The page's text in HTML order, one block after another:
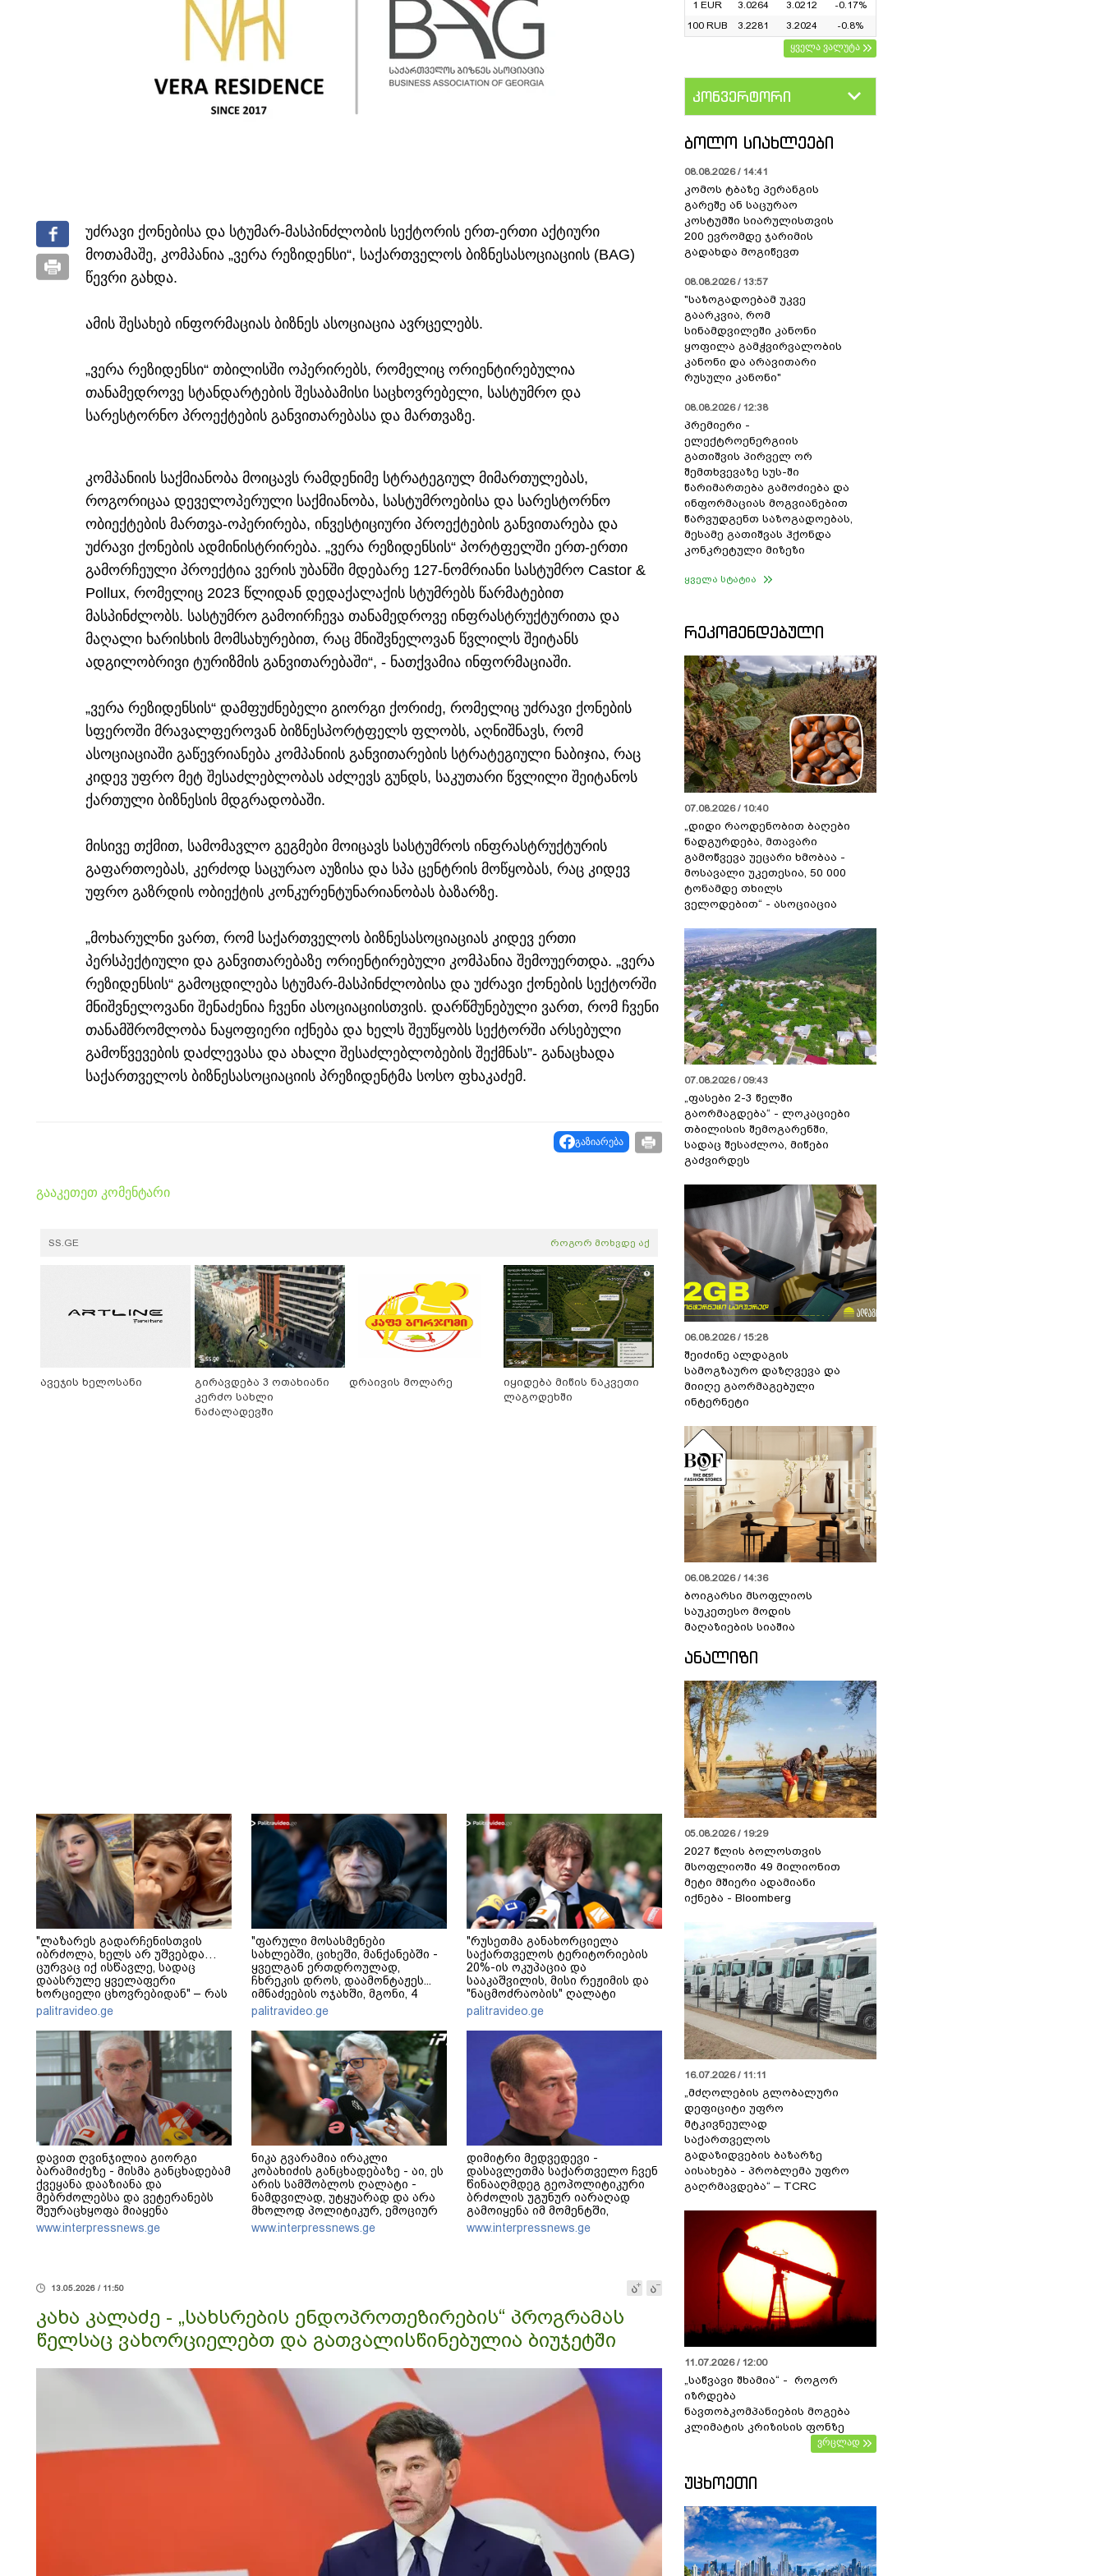
უძრავი ქონებისა და სტუმარ-მასპინძლობის სექტორის ერთ-ერთი აქტიური
მოთამაშე, კომპანია „ვერა რეზიდენსი“, საქართველოს ბიზნესასოციაციის (BAG)
წევრი გახდა.
ამის შესახებ ინფორმაციას ბიზნეს ასოციაცია ავრცელებს.
„ვერა რეზიდენსი“ თბილისში ოპერირებს, რომელიც ორიენტირებულია
თანამედროვე სტანდარტების შესაბამისი საცხოვრებელი, სასტუმრო და
სარესტორნო პროექტების განვითარებასა და მართვაზე.
კომპანიის საქმიანობა მოიცავს რამდენიმე სტრატეგიულ მიმართულებას,
როგორიცაა დეველოპერული საქმიანობა, სასტუმროებისა და სარესტორნო
ობიექტების მართვა-ოპერირება, ინვესტიციური პროექტების განვითარება და
უძრავი ქონების ადმინისტრირება. „ვერა რეზიდენსის“ პორტფელში ერთ-ერთი
გამორჩეული პროექტია ვერის უბანში მდებარე 127-ნომრიანი სასტუმრო Castor &
Pollux, რომელიც 2023 წლიდან დედაქალაქის სტუმრებს წარმატებით
მასპინძლობს. სასტუმრო გამოირჩევა თანამედროვე ინფრასტრუქტურითა და
მაღალი ხარისხის მომსახურებით, რაც მნიშვნელოვან წვლილს შეიტანს
ადგილობრივი ტურიზმის განვითარებაში“, - ნათქვამია ინფორმაციაში.
„ვერა რეზიდენსის“ დამფუძნებელი გიორგი ქორიძე, რომელიც უძრავი ქონების
სფეროში მრავალფეროვან ბიზნესპორტფელს ფლობს, აღნიშნავს, რომ
ასოციაციაში გაწევრიანება კომპანიის განვითარების სტრატეგიული ნაბიჯია, რაც
კიდევ უფრო მეტ შესაძლებლობას აძლევს გუნდს, საკუთარი წვლილი შეიტანოს
ქართული ბიზნესის მდგრადობაში.
მისივე თქმით, სამომავლო გეგმები მოიცავს სასტუმროს ინფრასტრუქტურის
გაფართოებას, კერძოდ საცურაო აუზისა და სპა ცენტრის მოწყობას, რაც კიდევ
უფრო გაზრდის ობიექტის კონკურენტუნარიანობას ბაზარზე.
„მოხარულნი ვართ, რომ საქართველოს ბიზნესასოციაციას კიდევ ერთი
პერსპექტიული და განვითარებაზე ორიენტირებული კომპანია შემოუერთდა. „ვერა
რეზიდენსის“ გამოცდილება სტუმარ-მასპინძლობისა და უძრავი ქონების სექტორში
მნიშვნელოვანი შენაძენია ჩვენი ასოციაციისთვის. დარწმუნებული ვართ, რომ ჩვენი
თანამშრომლობა ნაყოფიერი იქნება და ხელს შეუწყობს სექტორში არსებული
გამოწვევების დაძლევასა და ახალი შესაძლებლობების შექმნას”- განაცხადა
საქართველოს ბიზნესასოციაციის პრეზიდენტმა სოსო ფხაკაძემ.
გაზიარება
გააკეთეთ კომენტარი
SS.GE როგორ მოხვდე აქ
ავეჯის ხელოსანი
გირავდება 3 ოთახიანი
კერძო სახლი
ნაძალადევში
დრაივის მოლარე
იყიდება მიწის ნაკვეთი
ლაგოდეხში
"ლაზარეს გადარჩენისთვის
იბრძოლა, ხელს არ უშვებდა…
ცურვაც იქ ისწავლე, სადაც
დაასრულე ყველაფერი
ხორციელი ცხოვრებიდან" – რას
წერს ხობში დაღუპული დედა-
შვილის ახლობელი?
palitravideo.ge
"ფარული მოსასმენები
სახლებში, ციხეში, მანქანებში -
ყველგან ერთდროულად,
ჩხრეკის დროს, დაამონტაჟეს...
იმნაძეების ოჯახში, მგონი, 4
მოსასმენი იყო..." - ეკა კუპატაძე
palitravideo.ge
"რუსეთმა განახორციელა
საქართველოს ტერიტორიების
20%-ის ოკუპაცია და
სააკაშვილის, მისი რეჟიმის და
"ნაცმოძრაობის" ღალატი
ვერანაირად ვერ გადაფარავს
ამ დანაშაულს" - ირაკლი
კობახიძე
palitravideo.ge
დავით ღვინჯილია გიორგი
ბარამიძეზე - მისმა განცხადებამ
ქვეყანა დააზიანა და
მებრძოლებსა და ვეტერანებს
შეურაცხყოფა მიაყენა
www.interpressnews.ge
ნიკა გვარამია ირაკლი
კობახიძის განცხადებაზე - აი, ეს
არის სამშობლოს ღალატი -
ნამდვილად, უტყუარად და არა
მხოლოდ პოლიტიკურ, ემოციურ
განზომილებებში, არამედ
სამართლებრივადაც
www.interpressnews.ge
დიმიტრი მედვედევი -
დასავლეთმა საქართველო ჩვენ
წინააღმდეგ გეოპოლიტიკური
ბრძოლის უგუნურ იარაღად
გამოიყენა იმ მომენტში,
როდესაც ეს მისთვის
ხელსაყრელი იყო
www.interpressnews.ge
13.05.2026 / 11:50
კახა კალაძე - „სახსრების ენდოპროთეზირების“ პროგრამას
წელსაც ვახორციელებთ და გათვალისწინებულია ბიუჯეტში
1 EUR
3.0264 3.0212
-0.17%
100 RUB
3.2281 3.2024
-0.8%
ყველა ვალუტა
კონვერტორი
ᲑᲝᲚᲝ ᲡᲘᲐᲮᲚᲔᲔᲑᲘ
08.08.2026 / 14:41
კომოს ტბაზე პერანგის
გარეშე ან საცურაო
კოსტუმში სიარულისთვის
200 ევრომდე ჯარიმის
გადახდა მოგიწევთ
08.08.2026 / 13:57
"საზოგადოებამ უკვე
გაარკვია, რომ
სინამდვილეში კანონი
ყოფილა გამჭვირვალობის
კანონი და არავითარი
რუსული კანონი"
08.08.2026 / 12:38
პრემიერი -
ელექტროენერგიის
გათიშვის პირველ ორ
შემთხვევაზე სუს-ში
წარიმართება გამოძიება და
ინფორმაციას მოგვიანებით
წარვუდგენთ საზოგადოებას,
მესამე გათიშვას ჰქონდა
კონკრეტული მიზეზი
ყველა სტატია
ᲠᲔᲙᲝᲛᲔᲜᲓᲔᲑᲣᲚᲘ
07.08.2026 / 10:40
„დიდი რაოდენობით ბაღები
ნადგურდება, მთავარი
გამოწვევა უეცარი ხმობაა -
მოსავალი უკეთესია, 50 000
ტონამდე თხილს
ველოდებით“ - ასოციაცია
07.08.2026 / 09:43
„ფასები 2-3 წელში
გაორმაგდება“ - ლოკაციები
თბილისის შემოგარენში,
სადაც შესაძლოა, მიწები
გაძვირდეს
06.08.2026 / 15:28
შეიძინე ალდაგის
სამოგზაურო დაზღვევა და
მიიღე გაორმაგებული
ინტერნეტი
06.08.2026 / 14:36
ბოიგარსი მსოფლიოს
საუკეთესო მოდის
მაღაზიების სიაშია
ᲐᲜᲐᲚᲘᲖᲘ
05.08.2026 / 19:29
2027 წლის ბოლოსთვის
მსოფლიოში 49 მილიონით
მეტი მშიერი ადამიანი
იქნება - Bloomberg
16.07.2026 / 11:11
„მძღოლების გლობალური
დეფიციტი უფრო
მტკივნეულად
საქართველოს
გადაზიდვების ბაზარზე
აისახება - პრობლემა უფრო
გაღრმავდება“ – TCRC
11.07.2026 / 12:00
„საწვავი შხამია“ - როგორ
იზრდება
ნავთობკომპანიების მოგება
კლიმატის კრიზისის ფონზე
ვრცლად
ᲣᲪᲮᲝᲔᲗᲘ